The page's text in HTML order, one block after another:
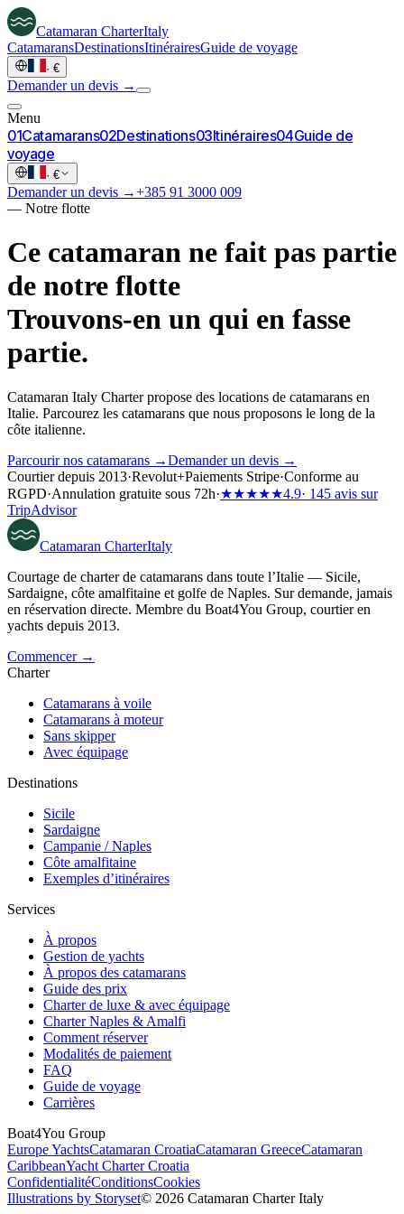
Catamaran CharterItaly
CatamaransDestinationsItinérairesGuide de voyage
· €
Demander un devis →
Menu
01Catamarans02Destinations03Itinéraires04Guide de
voyage
· €
Demander un devis →+385 91 3000 009
— Notre flotte
Ce catamaran ne fait pas partie
de notre flotte
Trouvons-en un qui en fasse
partie.
Catamaran Italy Charter propose des locations de catamarans en
Italie. Parcourez les catamarans que nous proposons le long de la
côte italienne.
Parcourir nos catamarans →Demander un devis →
Courtier depuis 2013·Revolut+Paiements Stripe·Conforme au
RGPD·Annulation gratuite sous 72h·★★★★★4.9· 145 avis sur
TripAdvisor
Catamaran CharterItaly
Courtage de charter de catamarans dans toute l’Italie — Sicile,
Sardaigne, côte amalfitaine et golfe de Naples. Sur demande, jamais
en réservation directe. Membre du Boat4You Group, courtier en
yachts depuis 2013.
Commencer →
Charter
Catamarans à voile
Catamarans à moteur
Sans skipper
Avec équipage
Destinations
Sicile
Sardaigne
Campanie / Naples
Côte amalfitaine
Exemples d’itinéraires
Services
À propos
Gestion de yachts
À propos des catamarans
Guide des prix
Charter de luxe & avec équipage
Charter Naples & Amalfi
Comment réserver
Modalités de paiement
FAQ
Guide de voyage
Carrières
Boat4You Group
Europe YachtsCatamaran CroatiaCatamaran GreeceCatamaran
CaribbeanYacht Charter Croatia
ConfidentialitéConditionsCookies
Illustrations by Storyset© 2026 Catamaran Charter Italy